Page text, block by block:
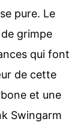
pure. Le
grimpe
qui font
de cette
et une
Swingarm